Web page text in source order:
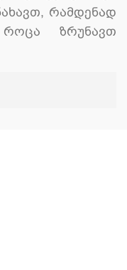
რამდენად
ზრუნავთ